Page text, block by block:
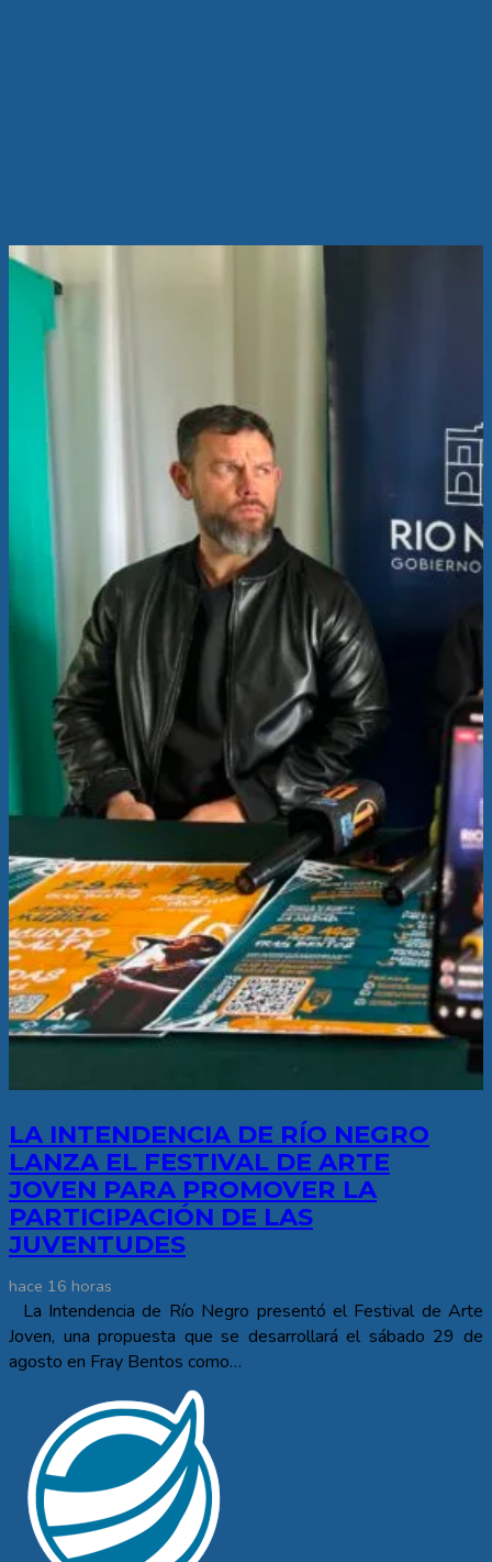
LA INTENDENCIA DE RÍO NEGRO
LANZA EL FESTIVAL DE ARTE
JOVEN PARA PROMOVER LA
PARTICIPACIÓN DE LAS
JUVENTUDES
hace 16 horas
La Intendencia de Río Negro presentó el Festival de Arte
Joven, una propuesta que se desarrollará el sábado 29 de
agosto en Fray Bentos como…